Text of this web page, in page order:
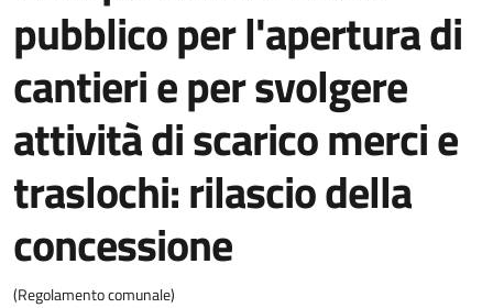
pubblico per l'apertura di
cantieri e per svolgere
attività di scarico merci e
traslochi: rilascio della
concessione
(Regolamento comunale)